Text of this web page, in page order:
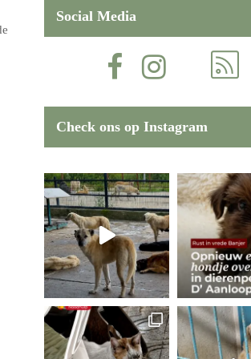
Social Media
Check ons op Instagram